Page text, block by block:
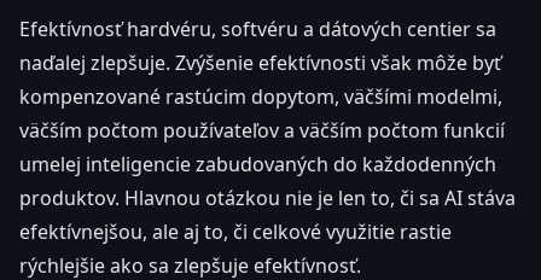
Efektívnosť hardvéru, softvéru a dátových centier sa
naďalej zlepšuje. Zvýšenie efektívnosti však môže byť
kompenzované rastúcim dopytom, väčšími modelmi,
väčším počtom používateľov a väčším počtom funkcií
umelej inteligencie zabudovaných do každodenných
produktov. Hlavnou otázkou nie je len to, či sa AI stáva
efektívnejšou, ale aj to, či celkové využitie rastie
rýchlejšie ako sa zlepšuje efektívnosť.